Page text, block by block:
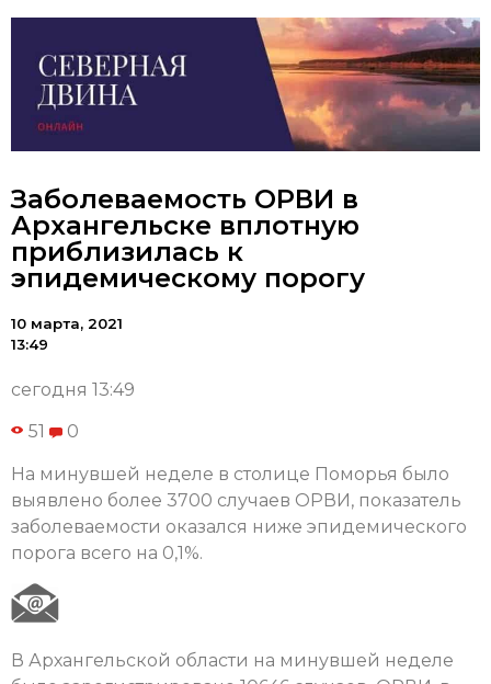
Заболеваемость ОРВИ в
Архангельске вплотную
приблизилась к
эпидемическому порогу
10 марта, 2021
13:49
сегодня 13:49
51 0
На минувшей неделе в столице Поморья было
выявлено более 3700 случаев ОРВИ, показатель
заболеваемости оказался ниже эпидемического
порога всего на 0,1%.
В Архангельской области на минувшей неделе